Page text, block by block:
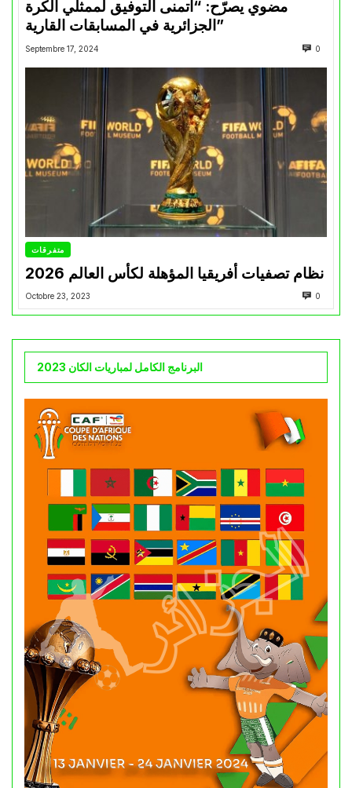
مضوي يصرّح: “أتمنى التوفيق لممثلي الكرة
الجزائرية في المسابقات القارية”
Septembre 17, 2024 0
متفرقات
نظام تصفيات أفريقيا المؤهلة لكأس العالم 2026
Octobre 23, 2023 0
البرنامج الكامل لمباريات الكان 2023